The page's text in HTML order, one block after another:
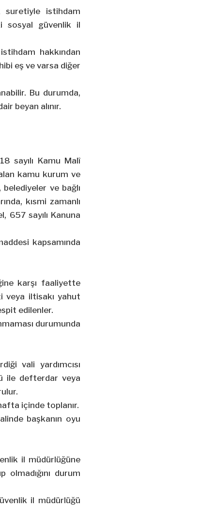
suretiyle istihdam
sosyal güvenlik il
hakkından
eş ve varsa diğer
Bu durumda,
beyan alınır.
sayılı Kamu Malî
kamu kurum ve
ve bağlı
kısmi zamanlı
sayılı Kanuna
kapsamında
karşı faaliyette
veya iltisakı yahut
edilenler.
durumunda
vali yardımcısı
ile defterdar veya
içinde toplanır.
başkanın oyu
il müdürlüğüne
olmadığını durum
il müdürlüğü